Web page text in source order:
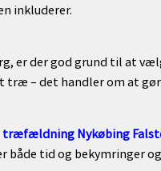
inkluderer.
er der god grund til at
– det handler om at
træfældning Nykøbing
både tid og bekymringer